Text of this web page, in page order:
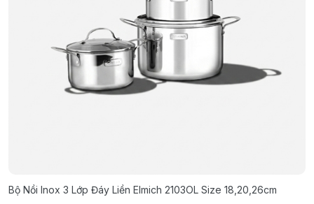
Bộ Nồi Inox 3 Lớp Đáy Liền Elmich 2103OL Size 18,20,26cm